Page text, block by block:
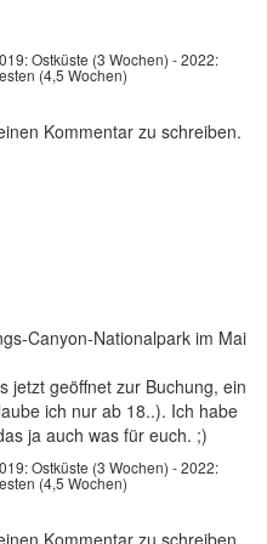
Ostküste (3 Wochen) - 2022:
(4,5 Wochen)
Kommentar zu schreiben.
Canyon-Nationalpark im Mai
jetzt geöffnet zur Buchung, ein
ich nur ab 18..). Ich habe
ja auch was für euch. ;)
Ostküste (3 Wochen) - 2022:
(4,5 Wochen)
einen Kommentar zu schreiben.